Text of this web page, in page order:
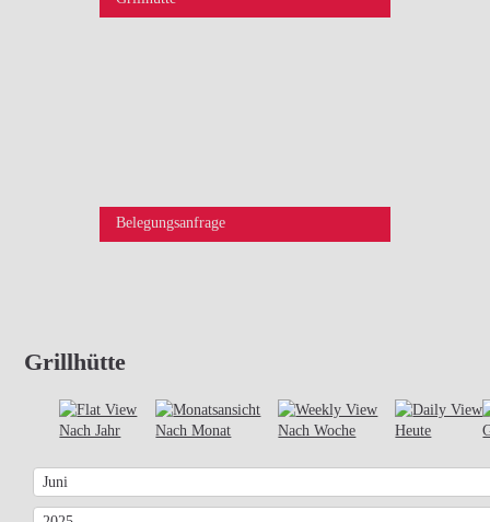
Belegungsanfrage
Grillhütte
Nach Jahr Nach Monat Nach Woche Heute